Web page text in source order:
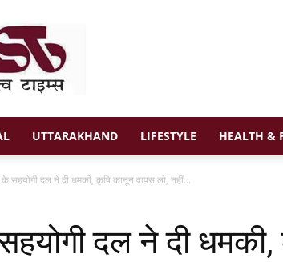
Astitva
Times
UTTARAKHAND LIFESTYLE HEALTH &
के सहयोगी दल ने दी धमकी, कृषि कानून वापस लो, नहीं...
दल ने दी